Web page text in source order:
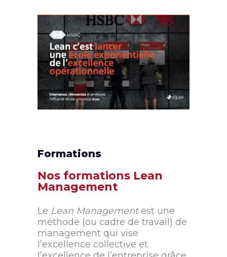
Organisation
HSBC |
Amélioration de
l’efficacité des
processus
Coaching
Excellence Opérationnelle
Formations
Nos formations Lean
Management
Le Lean Managementest une
méthode (ou cadre de travail) de
management qui vise
l’excellence collective et